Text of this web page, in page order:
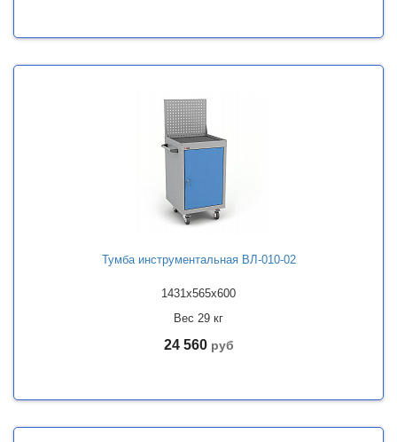
Тумба инструментальная ВЛ-010-02
1431x565x600
Вес 29 кг
24 560 руб